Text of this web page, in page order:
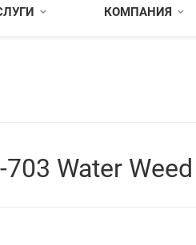
КОМПАНИЯ
Water Weed